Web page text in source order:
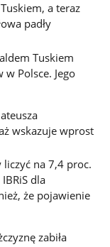
a teraz
padły
Tuskiem
Polsce. Jego
wskazuje wprost
liczyć na 7,4 proc.
dla
że pojawienie
zabiła